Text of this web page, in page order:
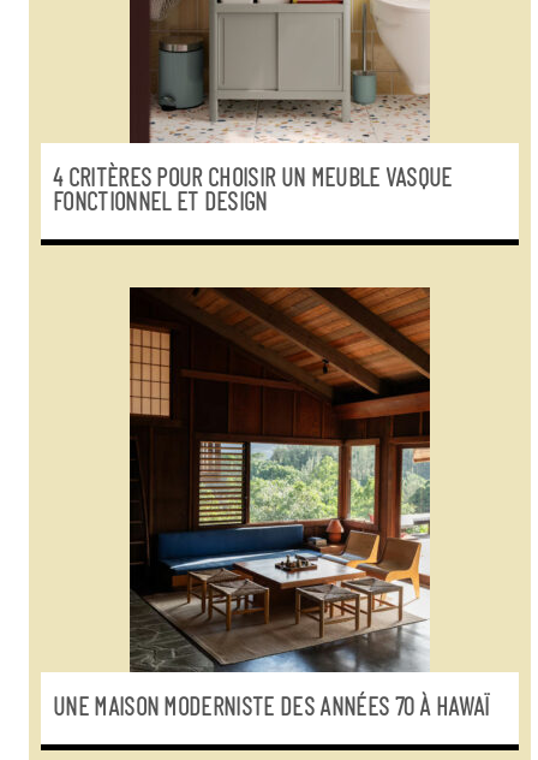
4 CRITÈRES POUR CHOISIR UN MEUBLE VASQUE
FONCTIONNEL ET DESIGN
UNE MAISON MODERNISTE DES ANNÉES 70 À HAWAÏ